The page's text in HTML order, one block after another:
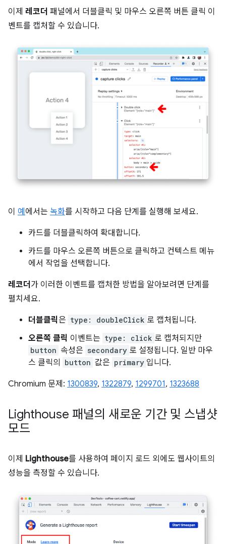
이제 레코더 패널에서 더블클릭 및 마우스 오른쪽 버튼 클릭 이
벤트를 캡처할 수 있습니다.
이 예 에서는 녹화를 시작하고 다음 단계를 실행해 보세요.
카드를 더블클릭하여 확대합니다.
카드를 마우스 오른쪽 버튼으로 클릭하고 컨텍스트 메뉴
에서 작업을 선택합니다.
레코더 가 이러한 이벤트를 캡처한 방법을 알아보려면 단계를
펼치세요.
더블클릭 은 type: doubleClick 로 캡처됩니다.
오른쪽 클릭 이벤트는 type: click 로 캡처되지만
button 속성은 secondary 로 설정됩니다. 일반 마우
스 클릭의
button 값은 primary 입니다.
Chromium 문제: 1300839, 1322879, 1299701, 1323688
Lighthouse 패널의 새로운 기간 및 스냅샷
모드
이제 Lighthouse를 사용하여 페이지 로드 외에도 웹사이트의
성능을 측정할 수 있습니다.